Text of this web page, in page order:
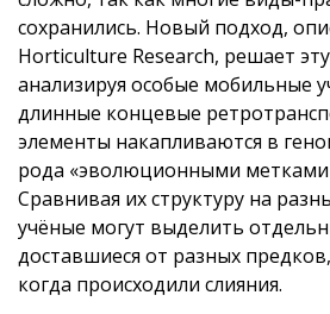
сохранились. Новый подход,
Horticulture Research, решает
анализируя особые мобильные
длинные концевые
элементы накапливаются в
рода «эволюционными
Сравнивая их структуру на
учёные могут выделить
доставшиеся от разных
когда происходили слияния.